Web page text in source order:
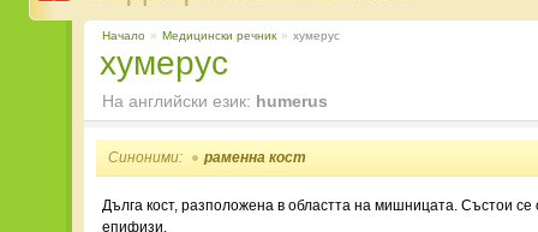
Начало » Медицински речник » хумерус
хумерус
На английски език: humerus
Синоними: раменна кост
Дълга кост, разположена в областта на мишницата. Състои се
епифизи.